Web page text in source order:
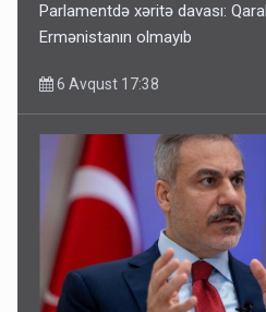
Parlamentdə xəritə davası:
Ermənistanın olmayıb
6 Avqust 17:38